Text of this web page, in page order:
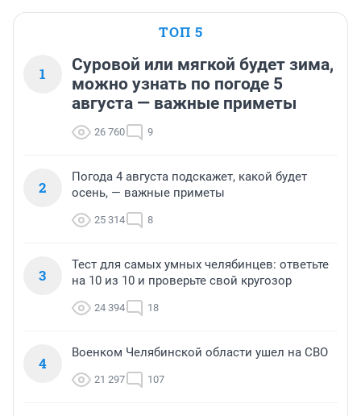
ТОП 5
1
Суровой или мягкой будет зима,
можно узнать по погоде 5
августа — важные приметы
26 760 9
2
Погода 4 августа подскажет, какой будет
осень, — важные приметы
25 314 8
3
Тест для самых умных челябинцев: ответьте
на 10 из 10 и проверьте свой кругозор
24 394 18
4
Военком Челябинской области ушел на СВО
21 297 107